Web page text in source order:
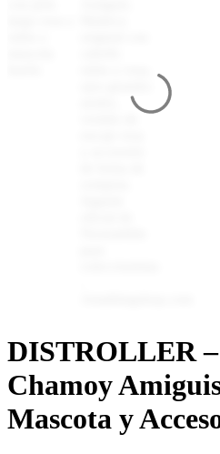
DISTROLLER
Chamoy
Mascota y